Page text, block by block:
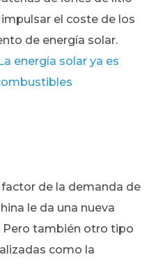
el coste de los
de energía solar.
La energía solar ya es
de la demanda de
le da una nueva
Pero también otro tipo
como la